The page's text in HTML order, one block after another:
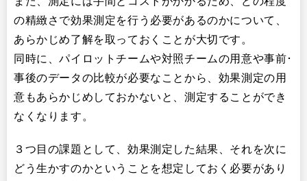
の精緻さで効果測定を行う必要があるのかについて、
あらかじめ了解を取っておくことが大切です。
同時に、パイロットチームや対照チームの用意や事前･
事後のデータの比較が必要なことから、効果測定の用
意もあらかじめしておかないと、測定することができ
なくなります。
３つ目の課題として、効果測定した結果、それを次に
どう生かすのかということを想定しておく必要があり